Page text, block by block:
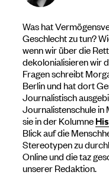
Was hat
Geschlecht zu tun?
wenn wir über die
dekolonialisieren wir
Fragen schreibt
Berlin und hat dort
Journalistisch
Journalistenschule in
sie in der Kolumne
Blick auf die
Stereotypen zu
Online und die taz
unserer Redaktion.